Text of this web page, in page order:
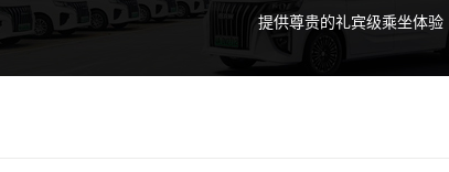
提供尊贵的礼宾级乘坐体验